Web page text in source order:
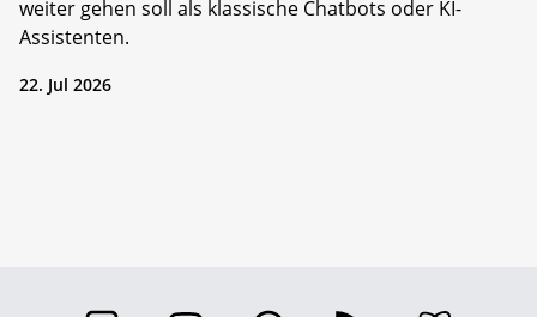
weiter gehen soll als klassische Chatbots oder KI-
Assistenten.
22. Jul 2026